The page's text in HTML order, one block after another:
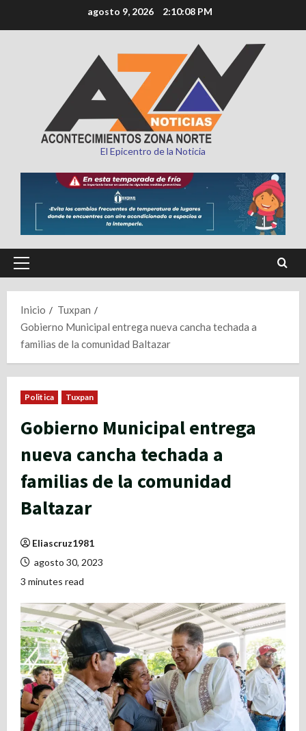
al
agosto 9, 2026 2:10:10 PM
El Epicentro de la Noticia
Menú
Inicio
Tuxpan
Gobierno Municipal entrega nueva cancha techada a
familias de la comunidad Baltazar
Politica Tuxpan
Gobierno Municipal entrega
nueva cancha techada a
familias de la comunidad
Baltazar
Eliascruz1981
agosto 30, 2023
3 minutes read